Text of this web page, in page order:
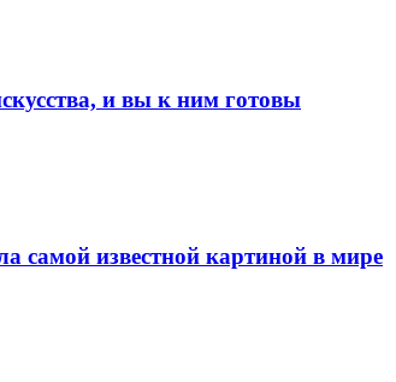
и вы к ним готовы
самой известной картиной в мире